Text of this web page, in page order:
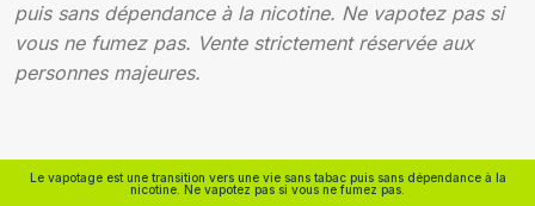
puis sans dépendance à la nicotine. Ne vapotez pas si
vous ne fumez pas. Vente strictement réservée aux
personnes majeures.
Le vapotage est une transition vers une vie sans tabac puis sans dépendance à la
nicotine. Ne vapotez pas si vous ne fumez pas.